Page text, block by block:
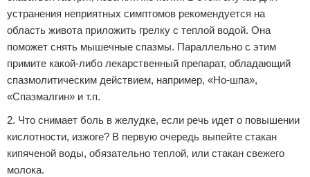
устранения неприятных симптомов рекомендуется на
область живота приложить грелку с теплой водой. Она
поможет снять мышечные спазмы. Параллельно с этим
примите какой-либо лекарственный препарат, обладающий
спазмолитическим действием, например, «Но-шпа»,
«Спазмалгин» и т.п.
2. Что снимает боль в желудке, если речь идет о повышении
кислотности, изжоге? В первую очередь выпейте стакан
кипяченой воды, обязательно теплой, или стакан свежего
молока.